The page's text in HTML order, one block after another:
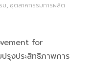
ม, อุตสาหกรรมการผลิต
for
งประสิทธิภาพการ